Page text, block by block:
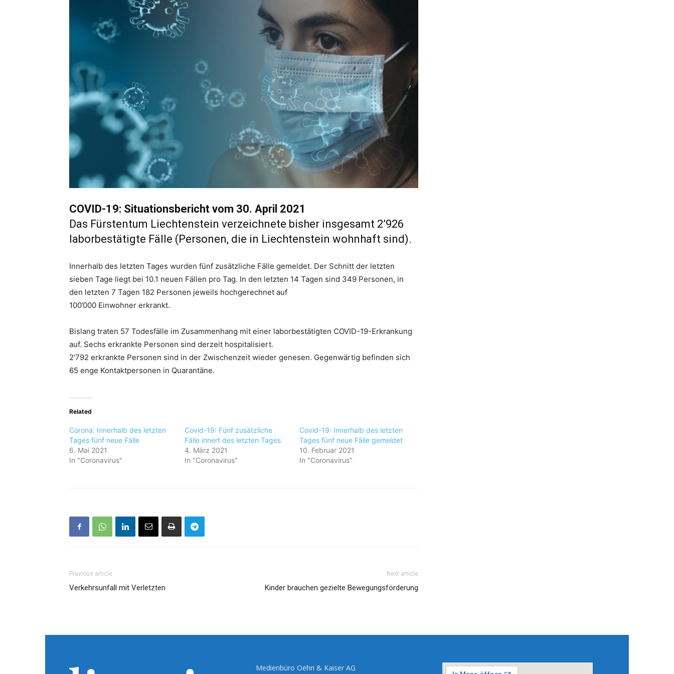
COVID-19: Situationsbericht vom 30. April 2021
Das Fürstentum Liechtenstein verzeichnete bisher insgesamt 2’926
laborbestätigte Fälle (Personen, die in Liechtenstein wohnhaft sind).
Innerhalb des letzten Tages wurden fünf zusätzliche Fälle gemeldet. Der Schnitt der letzten
sieben Tage liegt bei 10.1 neuen Fällen pro Tag. In den letzten 14 Tagen sind 349 Personen, in
den letzten 7 Tagen 182 Personen jeweils hochgerechnet auf
100’000 Einwohner erkrankt.
Bislang traten 57 Todesfälle im Zusammenhang mit einer laborbestätigten COVID-19-Erkrankung
auf. Sechs erkrankte Personen sind derzeit hospitalisiert.
2’792 erkrankte Personen sind in der Zwischenzeit wieder genesen. Gegenwärtig befinden sich
65 enge Kontaktpersonen in Quarantäne.
Related
Corona: Innerhalb des letzten
Tages fünf neue Fälle
6. Mai 2021
In "Coronavirus"
Covid-19: Fünf zusätzliche
Fälle innert des letzten Tages
4. März 2021
In "Coronavirus"
Covid-19: Innerhalb des letzten
Tages fünf neue Fälle gemeldet
10. Februar 2021
In "Coronavirus"
Previous article
Verkehrsunfall mit Verletzten
Next article
Kinder brauchen gezielte Bewegungsförderung
Medienbüro Oehri & Kaiser AG